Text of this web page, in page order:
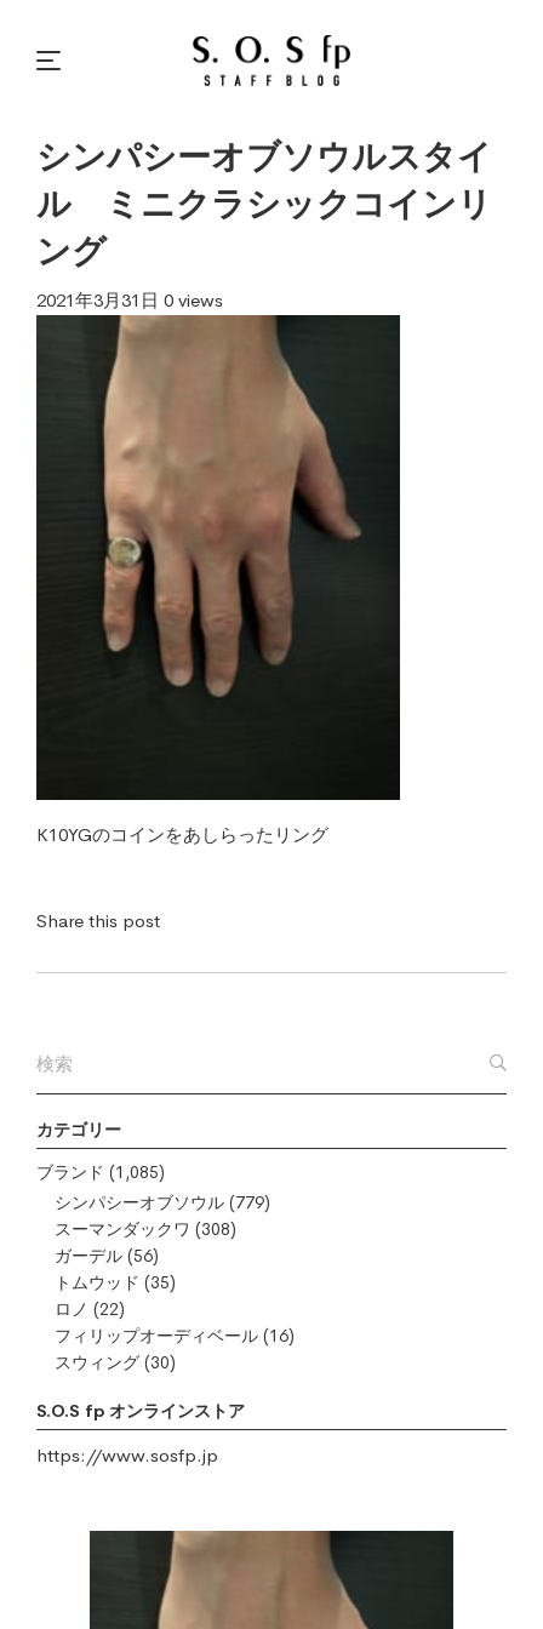
カテゴリー
ブランド (1,085)
シンパシーオブソウル (779)
スーマンダックワ (308)
ガーデル (56)
トムウッド (35)
ロノ (22)
フィリップオーディベール (16)
スウィング (30)
S.O.S fp オンラインストア
https://www.sosfp.jp
シンパシーオブソウルスタイ
ル ミニクラシックコインリ
ング
2021年3月31日 0 views
K10YGのコインをあしらったリング
Share this post